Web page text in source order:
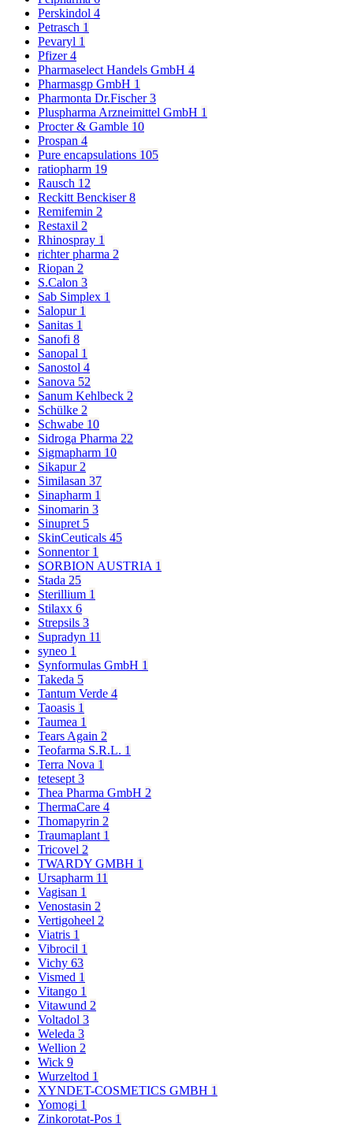
Perskindol 4
Petrasch 1
Pevaryl 1
Pfizer4
Pharmaselect Handels GmbH 4
Pharmasgp GmbH 1
Pharmonta Dr.Fischer3
Pluspharma Arzneimittel GmbH 1
Procter & Gamble 10
Prospan 4
Pure encapsulations 105
ratiopharm 19
Rausch 12
Reckitt Benckiser8
Remifemin 2
Restaxil 2
Rhinospray 1
richter pharma 2
Riopan 2
S.Calon 3
Sab Simplex 1
Salopur 1
Sanitas 1
Sanofi 8
Sanopal 1
Sanostol 4
Sanova 52
Sanum Kehlbeck 2
Schülke 2
Schwabe 10
Sidroga Pharma 22
Sigmapharm 10
Sikapur 2
Similasan 37
Sinapharm 1
Sinomarin 3
Sinupret 5
SkinCeuticals 45
Sonnentor 1
SORBION AUSTRIA 1
Stada 25
Sterillium 1
Stilaxx 6
Strepsils 3
Supradyn 11
syneo 1
Synformulas GmbH 1
Takeda 5
Tantum Verde 4
Taoasis 1
Taumea 1
Tears Again 2
Teofarma S.R.L. 1
Terra Nova 1
tetesept 3
Thea Pharma GmbH 2
ThermaCare 4
Thomapyrin 2
Traumaplant 1
Tricovel 2
TWARDY GMBH 1
Ursapharm 11
Vagisan 1
Venostasin 2
Vertigoheel 2
Viatris 1
Vibrocil 1
Vichy 63
Vismed 1
Vitango 1
Vitawund 2
Voltadol 3
Weleda 3
Wellion 2
Wick 9
Wurzeltod 1
XYNDET-COSMETICS GMBH 1
Yomogi 1
Zinkorotat-Pos 1